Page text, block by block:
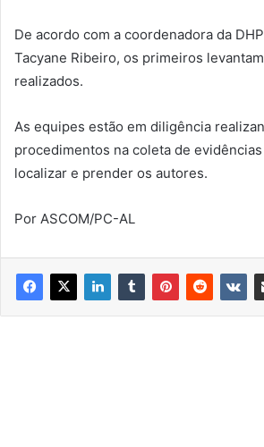
De acordo com a coordenadora da
Tacyane Ribeiro, os primeiros
realizados.
As equipes estão em diligência
procedimentos na coleta de
localizar e prender os autores.
Por ASCOM/PC-AL